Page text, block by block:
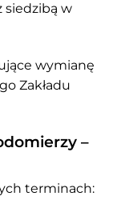
siedzibą w
wymianę
Zakładu
–
terminach: